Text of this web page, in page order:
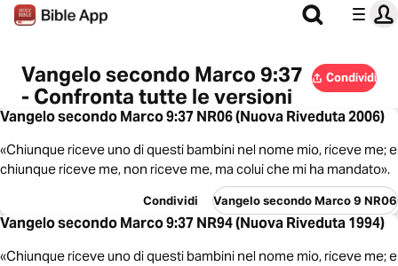
Vangelo secondo Marco 9:37
- Confronta tutte le versioni
Condividi
Vangelo secondo Marco 9:37 NR06 (Nuova Riveduta 2006)
«Chiunque riceve uno di questi bambini nel nome mio, riceve me; e
chiunque riceve me, non riceve me, ma colui che mi ha mandato».
Condividi Vangelo secondo Marco 9 NR06
Vangelo secondo Marco 9:37 NR94 (Nuova Riveduta 1994)
«Chiunque riceve uno di questi bambini nel nome mio, riceve me; e